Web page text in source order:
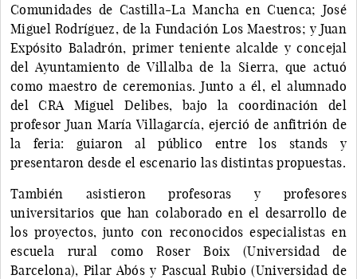
Comunidades de Castilla-La Mancha en Cuenca; José
Miguel Rodríguez, de la Fundación Los Maestros; y Juan
Expósito Baladrón, primer teniente alcalde y concejal
del Ayuntamiento de Villalba de la Sierra, que actuó
como maestro de ceremonias. Junto a él, el alumnado
del CRA Miguel Delibes, bajo la coordinación del
profesor Juan María Villagarcía, ejerció de anfitrión de
la feria: guiaron al público entre los stands y
presentaron desde el escenario las distintas propuestas.
También asistieron profesoras y profesores
universitarios que han colaborado en el desarrollo de
los proyectos, junto con reconocidos especialistas en
escuela rural como Roser Boix (Universidad de
Barcelona), Pilar Abós y Pascual Rubio (Universidad de